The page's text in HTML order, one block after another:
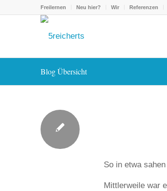
Freilernen Neu hier? Wir Referenzen
Blog Übersicht
So in etwa
Mittlerweile war